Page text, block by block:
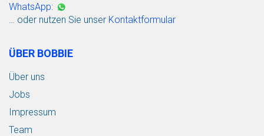
WhatsApp:
… oder nutzen Sie unser Kontaktformular
ÜBER BOBBIE
Über uns
Jobs
Impressum
Team